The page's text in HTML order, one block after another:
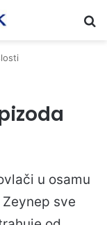
u osamu
sve